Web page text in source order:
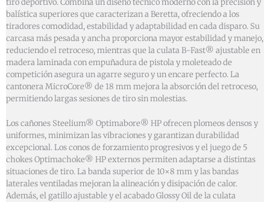
tiro deportivo. Combina un diseño técnico moderno con la precisión y
balística superiores que caracterizan a Beretta, ofreciendo a los
tiradores comodidad, estabilidad y adaptabilidad en cada disparo. Su
carcasa más pesada y ancha proporciona mayor estabilidad y manejo,
reduciendo el retroceso, mientras que la culata B-Fast® ajustable en
madera laminada con empuñadura de pistola y moleteado de
competición asegura un agarre seguro y un encare perfecto. La
cantonera MicroCore® de 18 mm mejora la absorción del retroceso,
permitiendo largas sesiones de tiro sin molestias.
Los cañones Steelium® Optimabore® HP ofrecen plomeos densos y
uniformes, minimizan las vibraciones y garantizan durabilidad
excepcional. Los conos de forzamiento progresivos y el juego de 5
chokes Optimachoke® HP externos permiten adaptarse a distintas
situaciones de tiro. La banda superior de 10×8 mm y las bandas
laterales ventiladas mejoran la alineación y disipación de calor.
Además, el gatillo ajustable y el acabado Glossy Oil de la culata